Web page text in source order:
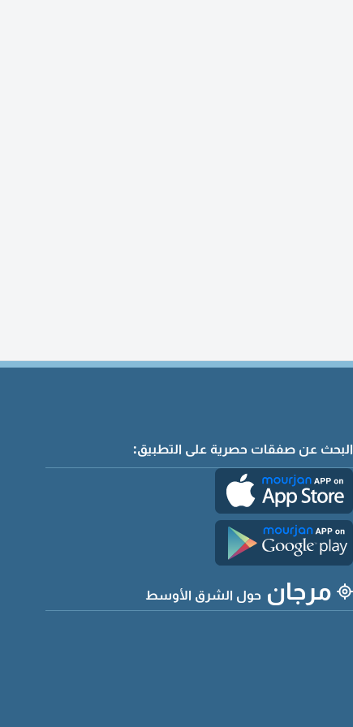
البحث عن صفقات حصرية على التطبيق:
مرجان حول الشرق الأوسط